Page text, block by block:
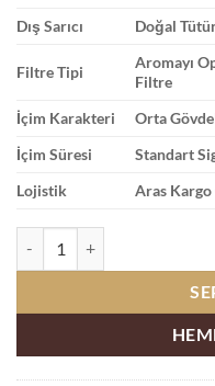
Dış Sarıcı Doğal
Filtre Tipi
Aromayı
Filtre
İçim Karakteri
Orta
İçim Süresi
Standart
Lojistik
Aras Kargo